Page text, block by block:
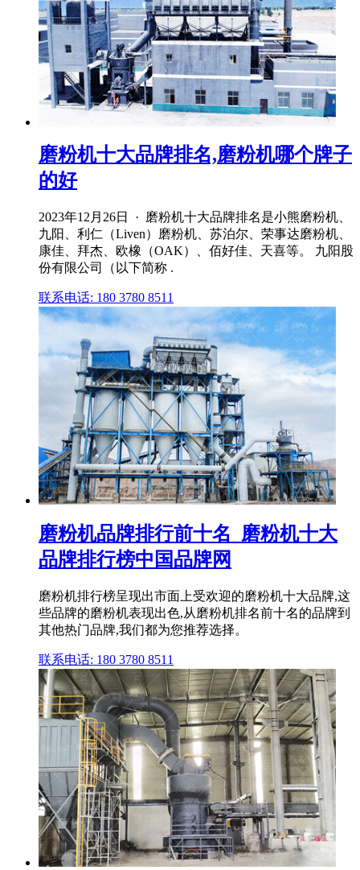
磨粉机十大品牌排名,磨粉机哪个牌子
的好
2023年12月26日 · 磨粉机十大品牌排名是小熊磨粉机、
九阳、利仁（Liven）磨粉机、苏泊尔、荣事达磨粉机、
康佳、拜杰、欧橡（OAK）、佰好佳、天喜等。 九阳股
份有限公司（以下简称 .
联系电话: 180 3780 8511
磨粉机品牌排行前十名_磨粉机十大
品牌排行榜中国品牌网
磨粉机排行榜呈现出市面上受欢迎的磨粉机十大品牌,这
些品牌的磨粉机表现出色,从磨粉机排名前十名的品牌到
其他热门品牌,我们都为您推荐选择。
联系电话: 180 3780 8511